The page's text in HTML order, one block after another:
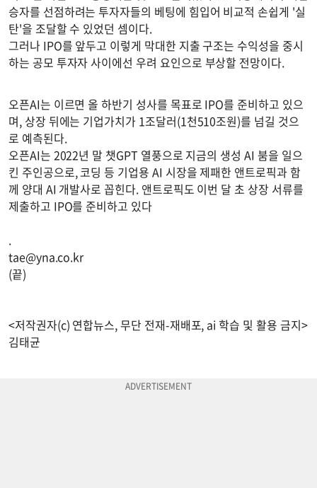
승자를 선점하려는 투자자들의 베팅에 힘입어 비교적 손쉽게 '실
탄'을 조달할 수 있었던 셈이다.
그러나 IPO를 앞두고 이렇게 막대한 지출 구조는 수익성을 중시
하는 공모 투자자 사이에선 우려 요인으로 부상할 전망이다.
오픈AI는 이르면 올 하반기 성사를 목표로 IPO를 준비하고 있으
며, 상장 뒤에는 기업가치가 1조달러(1천510조원)를 넘길 것으
로 예측된다.
오픈AI는 2022년 말 챗GPT 열풍으로 지금의 생성 AI 붐을 일으
킨 주인공으로, 코딩 등 기업용 AI 시장을 제패한 앤트로픽과 함
께 양대 AI 개발사로 꼽힌다. 앤트로픽도 이번 달 초 상장 서류를
제출하고 IPO를 준비하고 있다
.
tae@yna.co.kr
(끝)
<저작권자(c) 연합뉴스, 무단 전재-재배포, ai 학습 및 활용 금지>
김태균